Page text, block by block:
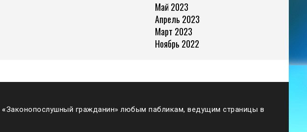
Май 2023
Апрель 2023
Март 2023
Ноябрь 2022
«Законопослушный гражданин» любым пабликам, ведущим страницы в